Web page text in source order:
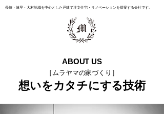
長崎・諫早・大村地域を中心とした戸建て注文住宅・リノベーションを提案する会社です。
ABOUT US
［ムラヤマの家づくり］
想いをカタチにする技術